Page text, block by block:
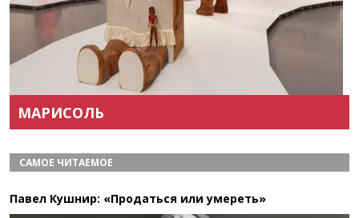
МАРИСОЛЬ
САМОЕ ЧИТАЕМОЕ
Павел Кушнир: «Продаться или умереть»